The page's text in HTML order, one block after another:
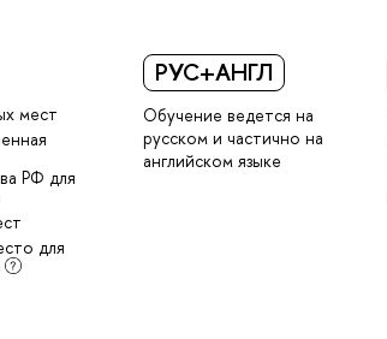
мест
РФ для
для
РУС+АНГЛ
Обучение ведется на
русском и частично на
английском языке